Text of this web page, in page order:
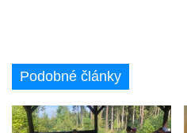
Podobné články